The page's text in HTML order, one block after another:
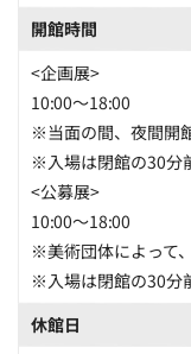
開館時間
<企画展>
10:00～18:00
※当面の間、夜間開
※入場は閉館の30分
<公募展>
10:00～18:00
※美術団体によって
※入場は閉館の30分
休館日